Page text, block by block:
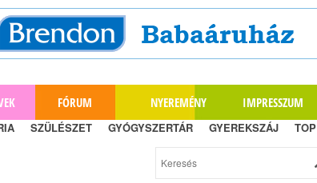
FÓRUM NYEREMÉNY IMPRESSZUM
SZÜLÉSZET GYÓGYSZERTÁR GYEREKSZÁJ TOP